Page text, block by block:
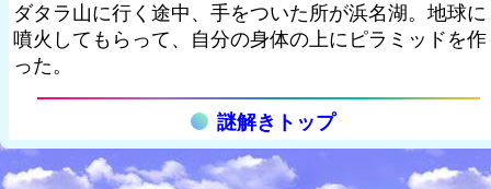
ダタラ山に行く途中、手をついた所が浜名湖。地球に
噴火してもらって、自分の身体の上にピラミッドを作
った。
謎解きトップ